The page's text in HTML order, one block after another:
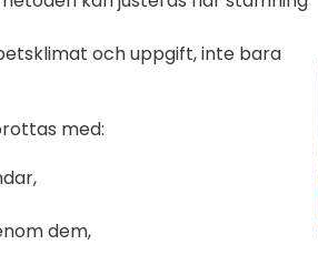
och uppgift, inte bara
med:
dem,